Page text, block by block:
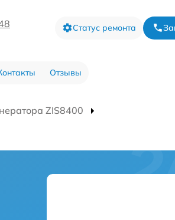
Статус ремонта
Отзывы
ZIS8400